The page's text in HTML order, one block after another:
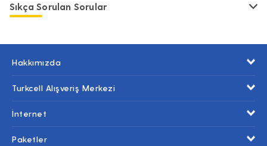
Sıkça Sorulan Sorular
Hakkımızda
Turkcell Alışveriş Merkezi
İnternet
Paketler